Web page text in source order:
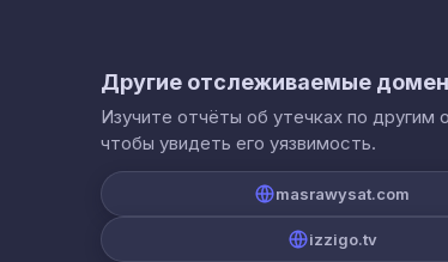
Другие отслеживаемые
Изучите отчёты об утечках по
чтобы увидеть его уязвимость.
masrawysat.com
izzigo.tv